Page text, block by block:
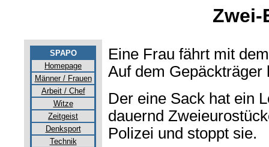
Zwei-
SPAPO
Homepage
Männer / Frauen
Arbeit / Chef
Witze
Zeitgeist
Denksport
Technik
Eine Frau fährt mit
Auf dem Gepäckträger
Der eine Sack hat ein
dauernd
Polizei und stoppt sie.